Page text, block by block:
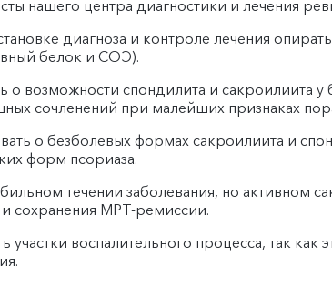
нашего центра диагностики и лечения
диагноза и контроле лечения
белок и СОЭ).
о возможности спондилита и сакроилиита
сочленений при малейших признаках
о безболевых формах сакроилиита и
форм псориаза.
течении заболевания, но активном
и сохранения МРТ-ремиссии.
участки воспалительного процесса, так